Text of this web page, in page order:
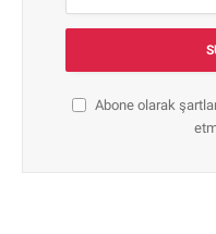
Abone olarak